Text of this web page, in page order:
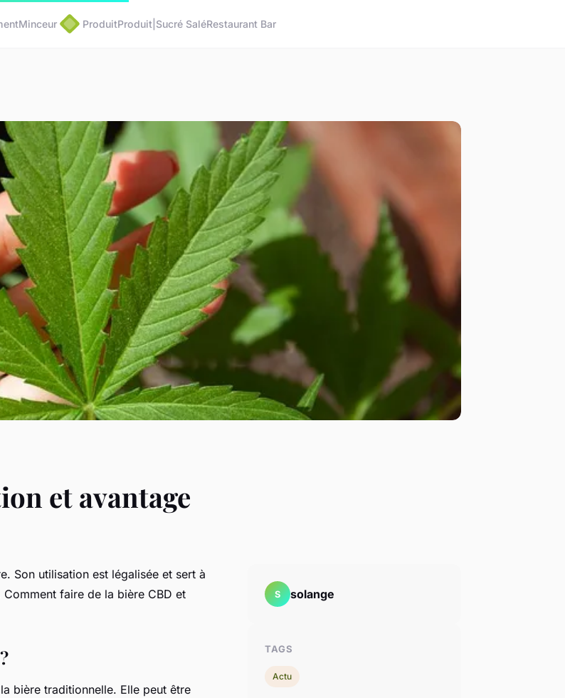
Minceur ProduitProduit|Sucré SaléRestaurant Bar
et avantage
Son utilisation est légalisée et sert à
faire de la bière CBD et
bière traditionnelle. Elle peut être
S solange
TAGS
Actu